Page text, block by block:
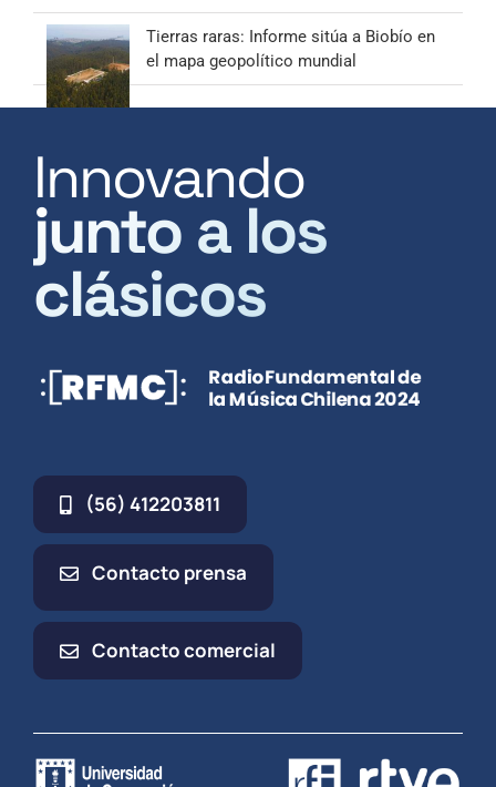
Tierras raras: Informe sitúa a Biobío en
el mapa geopolítico mundial
Innovando
junto a los
clásicos
(56) 412203811
Contacto prensa
Contacto comercial